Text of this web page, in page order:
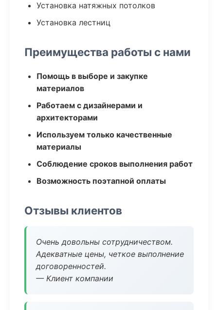
Установка натяжных потолков
Установка лестниц
Преимущества работы с нами
Помощь в выборе и закупке
материалов
Работаем с дизайнерами и
архитекторами
Используем только качественные
материалы
Соблюдение сроков выполнения работ
Возможность поэтапной оплаты
Отзывы клиентов
Очень довольны сотрудничеством.
Адекватные цены, четкое выполнение
договоренностей.
— Клиент компании